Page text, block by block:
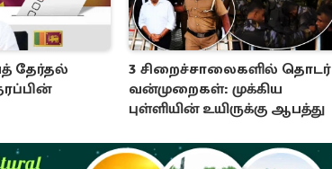
தேர்தல்
3 சிறைச்சாலைகளில் தொடர்
வன்முறைகள்: முக்கிய
புள்ளியின் உயிருக்கு ஆபத்து